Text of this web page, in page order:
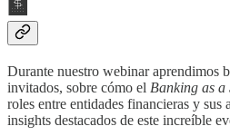
🏦
Durante nuestro webinar aprendimos
invitados, sobre cómo el Banking as a
roles entre entidades financieras y sus
insights destacados de este increíble